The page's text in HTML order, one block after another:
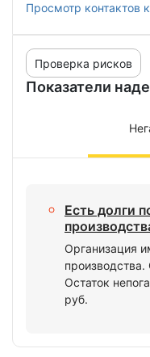
Просмотр контактов
Показатели
Проверка рисков
Есть долги
Организация
Остаток
руб.